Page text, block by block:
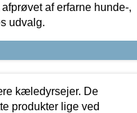
af erfarne hunde-,
udvalg.
kæledyrsejer. De
produkter lige ved